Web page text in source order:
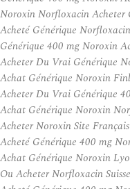
Noroxin Norfloxacin Acheter
Acheté Générique
Générique 400 mg Noroxin
Acheter Du Vrai Générique
Achat Générique Noroxin
Acheter Du Vrai Générique
Achat Générique Noroxin
Acheter Noroxin Site Français
Acheté Générique 400 mg
Achat Générique Noroxin
Ou Acheter Norfloxacin Suisse